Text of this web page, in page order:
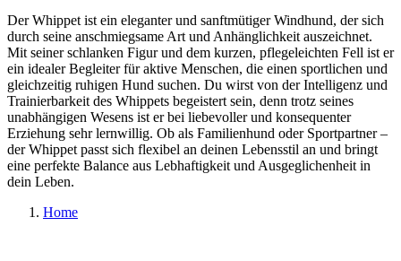
Der Whippet ist ein eleganter und sanftmütiger Windhund, der sich
durch seine anschmiegsame Art und Anhänglichkeit auszeichnet.
Mit seiner schlanken Figur und dem kurzen, pflegeleichten Fell ist er
ein idealer Begleiter für aktive Menschen, die einen sportlichen und
gleichzeitig ruhigen Hund suchen. Du wirst von der Intelligenz und
Trainierbarkeit des Whippets begeistert sein, denn trotz seines
unabhängigen Wesens ist er bei liebevoller und konsequenter
Erziehung sehr lernwillig. Ob als Familienhund oder Sportpartner –
der Whippet passt sich flexibel an deinen Lebensstil an und bringt
eine perfekte Balance aus Lebhaftigkeit und Ausgeglichenheit in
dein Leben.
Home